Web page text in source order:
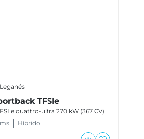
TFSIe
e quattro-ultra 270 kW (367 CV)
Híbrido